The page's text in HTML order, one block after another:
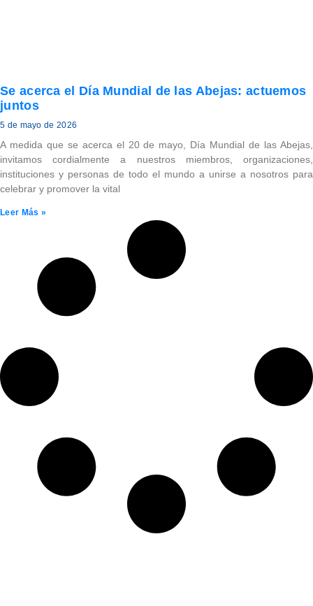
Se acerca el Día Mundial de las Abejas: actuemos
juntos
5 de mayo de 2026
A medida que se acerca el 20 de mayo, Día Mundial de las Abejas,
invitamos cordialmente a nuestros miembros, organizaciones,
instituciones y personas de todo el mundo a unirse a nosotros para
celebrar y promover la vital
Leer Más »